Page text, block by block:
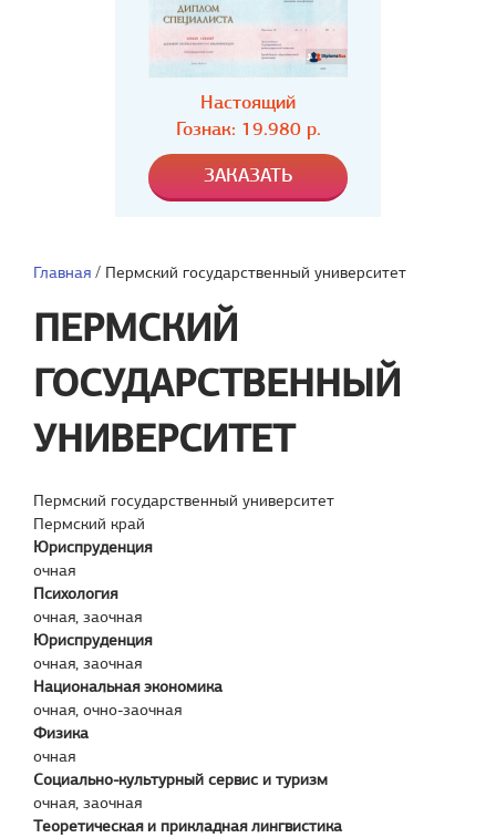
Настоящий
Гознак: 19.980 р.
Главная / Пермский государственный университет
ПЕРМСКИЙ
ГОСУДАРСТВЕННЫЙ
УНИВЕРСИТЕТ
Пермский государственный университет
Пермский край
Юриспруденция
очная
Психология
очная, заочная
Юриспруденция
очная, заочная
Национальная экономика
очная, очно-заочная
Физика
очная
Социально-культурный сервис и туризм
очная, заочная
Теоретическая и прикладная лингвистика